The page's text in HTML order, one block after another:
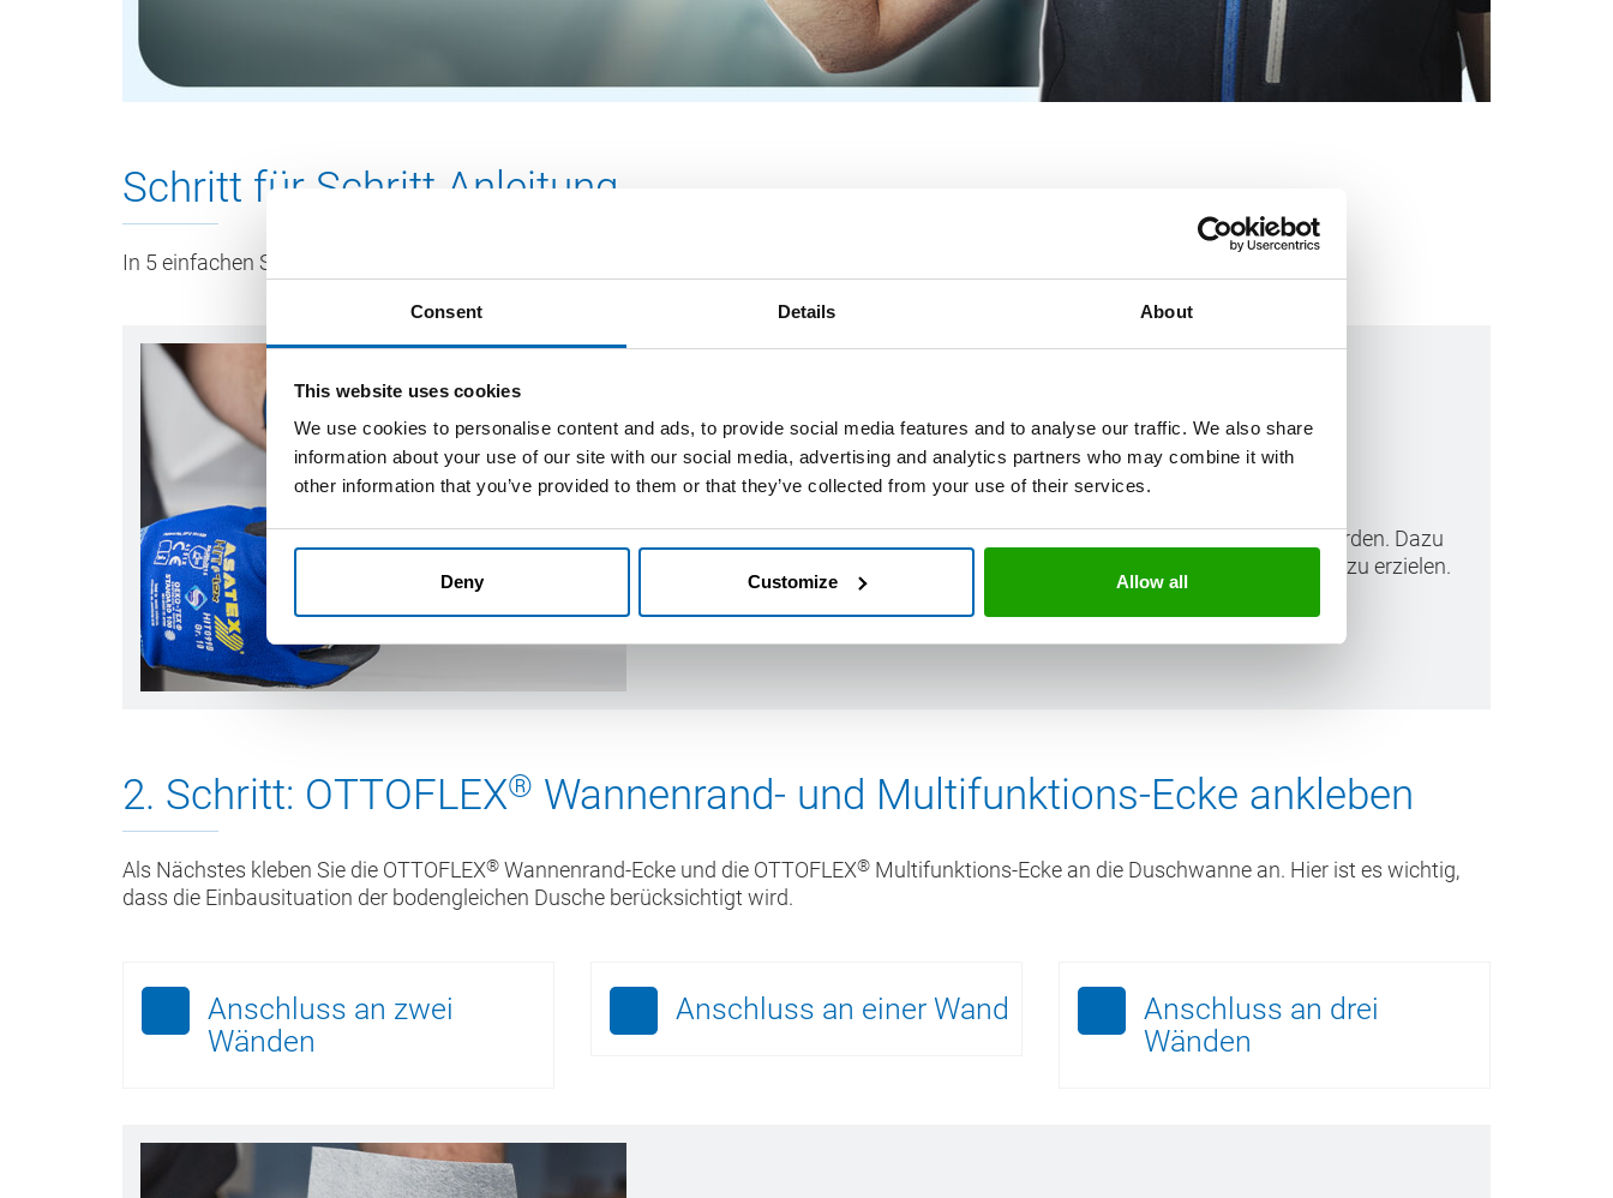
Consent Details About
This website uses cookies
We use cookies to personalise content and ads, to provide social media features and to analyse our traffic. We also share
information about your use of our site with our social media, advertising and analytics partners who may combine it with
other information that you’ve provided to them or that they’ve collected from your use of their services.
Deny Customize Allow all
Schritt für Schritt Anleitung
In 5 einfachen Schritten die Duschwanne abdichten.
1. Schritt: Wannenränder reinigen
Zur Abdichtung der Duschwanne müssen zuerst die Ränder gereinigt werden. Dazu
um die optimale Haftung zu erzielen.
Als Hilfe können Sie fusselfreie Tücher nehmen.
2. Schritt: OTTOFLEX® Wannenrand- und Multifunktions-Ecke ankleben
Als Nächstes kleben Sie die OTTOFLEX® Wannenrand-Ecke und die OTTOFLEX® Multifunktions-Ecke an die Duschwanne an. Hier ist es wichtig,
dass die Einbausituation der bodengleichen Dusche berücksichtigt wird.
Anschluss an zwei
Wänden
Anschluss an einer Wand
Anschluss an drei
Wänden